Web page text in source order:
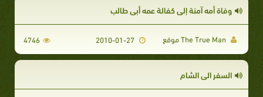
وفاة أمه آمنة إلى كفالة عمه أبي طالب
4746
السفر الى الشام